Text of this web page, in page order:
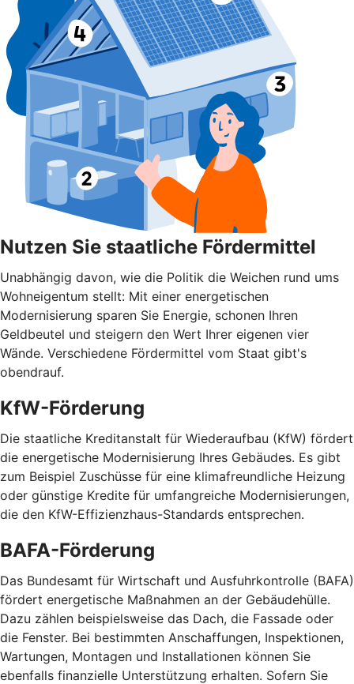
Nutzen Sie staatliche Fördermittel
Unabhängig davon, wie die Politik die Weichen rund ums
Wohnei­gentum stellt: Mit einer energetischen
Modernisierung sparen Sie Energie, schonen Ihren
Geldbeutel und steigern den Wert Ihrer eigenen vier
Wände. Verschiedene Fördermittel vom Staat gibt's
obendrauf.
KfW-Förderung
Die staatliche Kreditanstalt für Wiederaufbau (KfW) fördert
die energetische Modernisierung Ihres Gebäudes. Es gibt
zum Beispiel Zuschüsse für eine klimafreundliche Heizung
oder günstige Kredite für umfangreiche Modernisierungen,
die den KfW-Effizienzhaus-Standards entsprechen.
BAFA-Förderung
Das Bundesamt für Wirtschaft und Ausfuhrkontrolle (BAFA)
fördert energetische Maßnahmen an der Gebäudehülle.
Dazu zählen beispielsweise das Dach, die Fassade oder
die Fenster. Bei bestimmten Anschaffungen, Inspektionen,
Wartungen, Montagen und Installationen können Sie
ebenfalls finanzielle Unterstützung erhalten. Sofern Sie